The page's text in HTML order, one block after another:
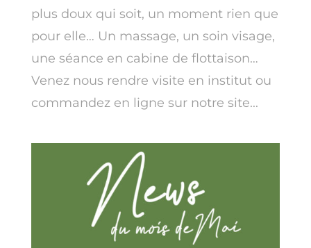
plus doux qui soit, un moment rien que
pour elle… Un massage, un soin visage,
une séance en cabine de flottaison…
Venez nous rendre visite en institut ou
commandez en ligne sur notre site...